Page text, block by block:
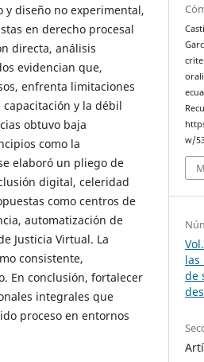
y diseño no experimental,
en derecho procesal
directa, análisis
evidencian que,
enfrenta limitaciones
y la débil
obtuvo baja
como la
elaboró un pliego de
digital, celeridad
como centros de
automatización de
Justicia Virtual. La
consistente,
En conclusión, fortalecer
integrales que
proceso en entornos
w/
las
de